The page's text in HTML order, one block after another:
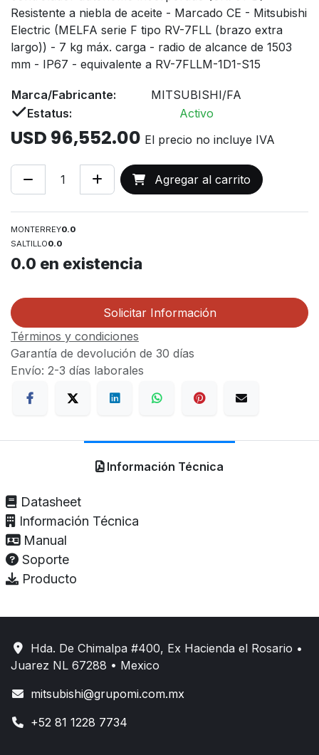
Resistente a niebla de aceite - Marcado CE - Mitsubishi
Electric (MELFA serie F tipo RV-7FLL (brazo extra
largo)) - 7 kg máx. carga - radio de alcance de 1503
mm - IP67 - equivalente a RV-7FLLM-1D1-S15
Marca/Fabricante:
MITSUBISHI/FA
Estatus:
Activo
USD 96,552.00 El precio no incluye IVA
Agregar al carrito
MONTERREY0.0
SALTILLO0.0
0.0 en existencia
Solicitar Información
Términos y condiciones
Garantía de devolución de 30 días
Envío: 2-3 días laborales
Información Técnica
Datasheet
Información Técnica
Manual
Soporte
Producto
Hda. De Chimalpa #400, Ex Hacienda el Rosario •
Juarez NL 67288 • Mexico
mitsubishi@grupomi.com.mx
+52 81 1228 7734